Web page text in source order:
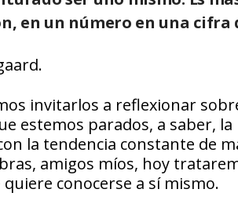
en un número en una
invitarlos a reflexionar
estemos parados, a saber,
la tendencia constante de
amigos míos, hoy
conocerse a sí mismo.